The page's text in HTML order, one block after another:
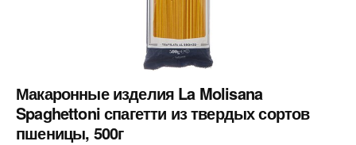
Макаронные изделия La Molisana
Spaghettoni спагетти из твердых сортов
пшеницы, 500г